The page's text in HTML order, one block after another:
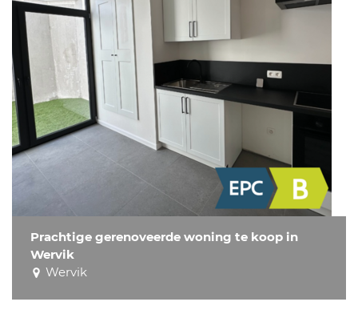
Prachtige gerenoveerde woning te koop in
Wervik
Wervik